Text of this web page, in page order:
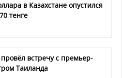
в Казахстане опустился
тенге
встречу с премьер-
Таиланда